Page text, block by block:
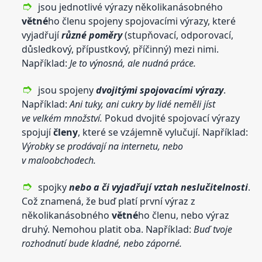
jsou jednotlivé výrazy několikanásobného
větného členu spojeny spojovacími výrazy, které
vyjadřujírůzné poměry(stupňovací, odporovací,
důsledkový, přípustkový, příčinný) mezi nimi.
Například: Je to výnosná, ale nudná práce.
jsou spojenydvojitými spojovacími výrazy.
Například:Ani tuky, ani cukry by lidé neměli jíst
ve velkém množství. Pokud dvojité spojovací výrazy
spojujíčleny, které se vzájemně vylučují. Například:
Výrobky se prodávají na internetu, nebo
v maloobchodech.
spojkynebo a či vyjadřují vztah neslučitelnosti.
Což znamená, že buď platí první výraz z
několikanásobnéhovětného členu, nebo výraz
druhý. Nemohou platit oba. Například: Buď tvoje
rozhodnutí bude kladné, nebo záporné.